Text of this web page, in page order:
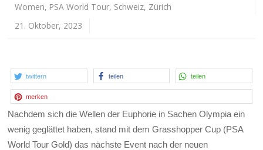
Women, PSA World Tour, Schweiz, Zürich
21. Oktober, 2023
twittern teilen teilen
merken
Nachdem sich die Wellen der Euphorie in Sachen Olympia ein
wenig geglättet haben, stand mit dem Grasshopper Cup (PSA
World Tour Gold) das nächste Event nach der neuen